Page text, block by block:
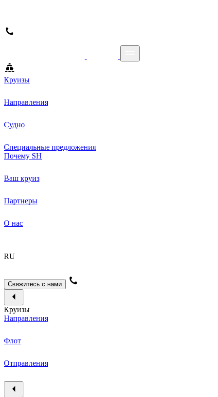
Круизы
Направления
Судно
Специальные предложения
Почему SH
Ваш круиз
Партнеры
О нас
RU
Свяжитесь с нами
Круизы
Направления
Флот
Отправления